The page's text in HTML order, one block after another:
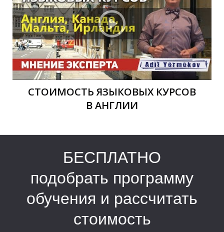
А
СТОИМОСТЬ ЯЗЫКОВЫХ КУРСОВ
В АНГЛИИ
БЕСПЛАТНО
подобрать программу
обучения и рассчитать
стоимость
А